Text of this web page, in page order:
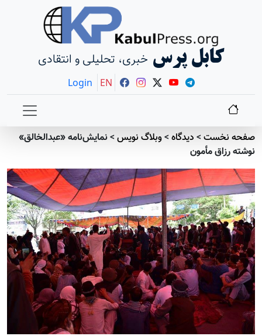
کابل پرس خبری، تحلیلی و انتقادی
Login EN
نخست >دیدگاه>وبلاگ نویس>نمايش‌نامه «عبدالخالق»
رزاق مأمون